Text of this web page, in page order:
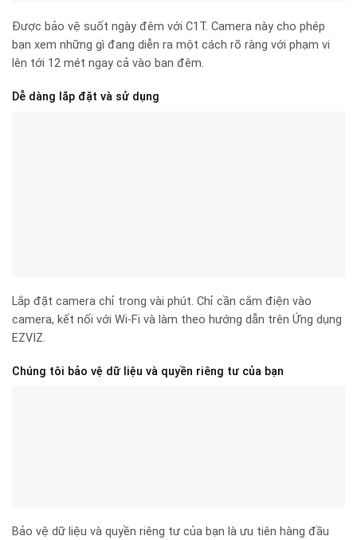
Được bảo vệ suốt ngày đêm với C1T. Camera này cho phép
bạn xem những gì đang diễn ra một cách rõ ràng với phạm vi
lên tới 12 mét ngay cả vào ban đêm.
Dễ dàng lắp đặt và sử dụng
Lắp đặt camera chỉ trong vài phút. Chỉ cần cắm điện vào
camera, kết nối với Wi-Fi và làm theo hướng dẫn trên Ứng dụng
EZVIZ.
Chúng tôi bảo vệ dữ liệu và quyền riêng tư của bạn
Bảo vệ dữ liệu và quyền riêng tư của bạn là ưu tiên hàng đầu